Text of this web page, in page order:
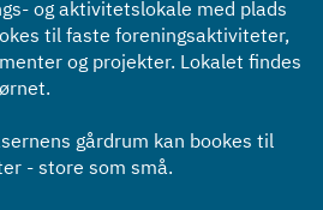
og aktivitetslokale med plads
til faste foreningsaktiviteter,
og projekter. Lokalet findes
gårdrum kan bookes til
- store som små.